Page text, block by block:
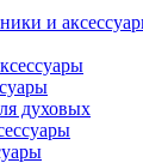
и
духовых